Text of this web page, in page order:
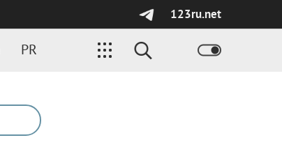
123ru.net
PR